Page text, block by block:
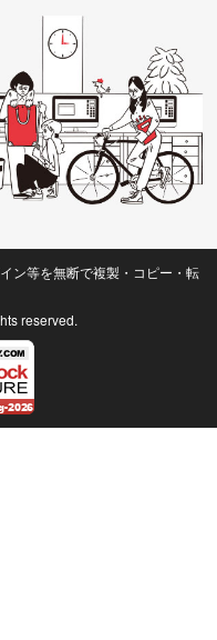
ン等を無断で複製・コピー・転
reserved.